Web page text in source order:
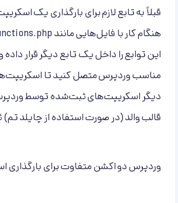
قبلاً به تابع لازم برای بارگذاری یک
این توابع را داخل یک تابع دیگر قرار
مناسب وردپرس متصل کنید تا
دیگر اسکریپت‌های ثبت‌شده توسط
قالب والد (در صورت استفاده از چایلد
وردپرس دو اکشن متفاوت برای بارگذاری